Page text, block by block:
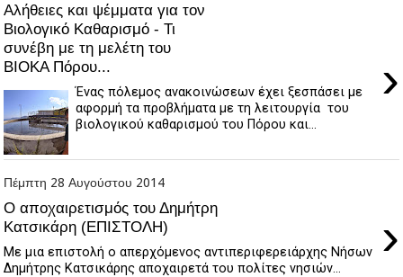
Αλήθειες και ψέμματα για τον
Βιολογικό Καθαρισμό - Τι
συνέβη με τη μελέτη του
ΒΙΟΚΑ Πόρου...
›
Ένας πόλεμος ανακοινώσεων έχει ξεσπάσει με
αφορμή τα προβλήματα με τη λειτουργία του
βιολογικού καθαρισμού του Πόρου και...
Πέμπτη 28 Αυγούστου 2014
Ο αποχαιρετισμός του Δημήτρη
Κατσικάρη (ΕΠΙΣΤΟΛΗ)
›
Με μια επιστολή ο απερχόμενος αντιπεριφερειάρχης Νήσων
Δημήτρης Κατσικάρης αποχαιρετά του πολίτες νησιών...